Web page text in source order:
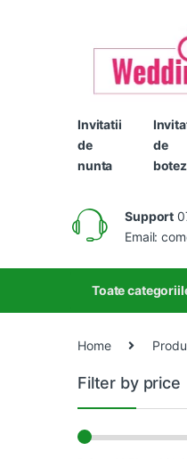
Invitatii
de
nunta
de
botez
Support
Email:
Toate
Home
Filter by price